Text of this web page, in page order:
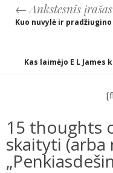
Post
← Ankstesnis įrašas
Kuo nuvylė ir
Kas laimėjo E L
15 thoughts
skaityti (arba